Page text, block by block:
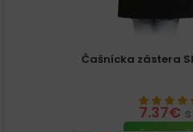
Čašnícka zástera
7.37€